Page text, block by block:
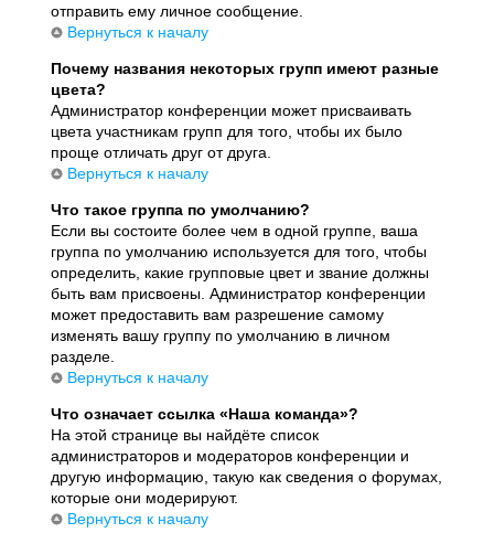
отправить ему личное сообщение.
Вернуться к началу
Почему названия некоторых групп имеют разные
цвета?
Администратор конференции может присваивать
цвета участникам групп для того, чтобы их было
проще отличать друг от друга.
Вернуться к началу
Что такое группа по умолчанию?
Если вы состоите более чем в одной группе, ваша
группа по умолчанию используется для того, чтобы
определить, какие групповые цвет и звание должны
быть вам присвоены. Администратор конференции
может предоставить вам разрешение самому
изменять вашу группу по умолчанию в личном
разделе.
Вернуться к началу
Что означает ссылка «Наша команда»?
На этой странице вы найдёте список
администраторов и модераторов конференции и
другую информацию, такую как сведения о форумах,
которые они модерируют.
Вернуться к началу